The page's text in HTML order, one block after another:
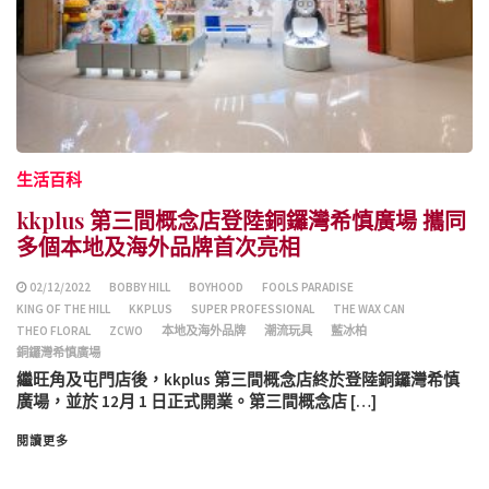
生活百科
kkplus 第三間概念店登陸銅鑼灣希慎廣場 攜同
多個本地及海外品牌首次亮相
02/12/2022 BOBBY HILL BOYHOOD
FOOLS PARADISE
KING OF THE HILL
KKPLUS SUPER PROFESSIONAL
THE WAX CAN
THEO FLORAL
ZCWO 本地及海外品牌 潮流玩具
藍冰柏
銅鑼灣希慎廣場
繼旺角及屯門店後，kkplus 第三間概念店終於登陸銅鑼灣希慎
廣場，並於 12月 1 日正式開業。第三間概念店 […]
閱讀更多